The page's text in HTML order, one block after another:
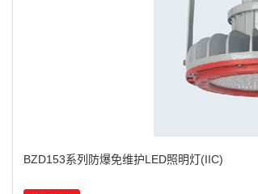
BZD180-103系列防爆免维护LED照明灯(IIC)